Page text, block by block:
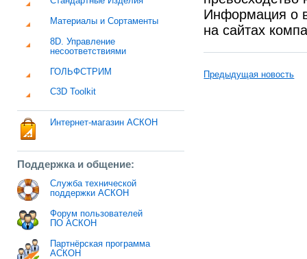
Материалы и Сортаменты
8D. Управление
несоответствиями
ГОЛЬФСТРИМ
C3D Toolkit
Интернет-магазин АСКОН
Поддержка и общение:
Служба технической
поддержки АСКОН
Форум пользователей
ПО АСКОН
Партнёрская программа
АСКОН
Информация о
на сайтах
Предыдущая новость